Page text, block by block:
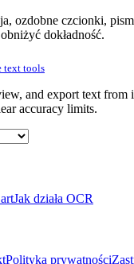
ozdobne czcionki,
dokładność.
text tools
and export text from
accuracy limits.
Jak działa OCR
Polityka prywatności